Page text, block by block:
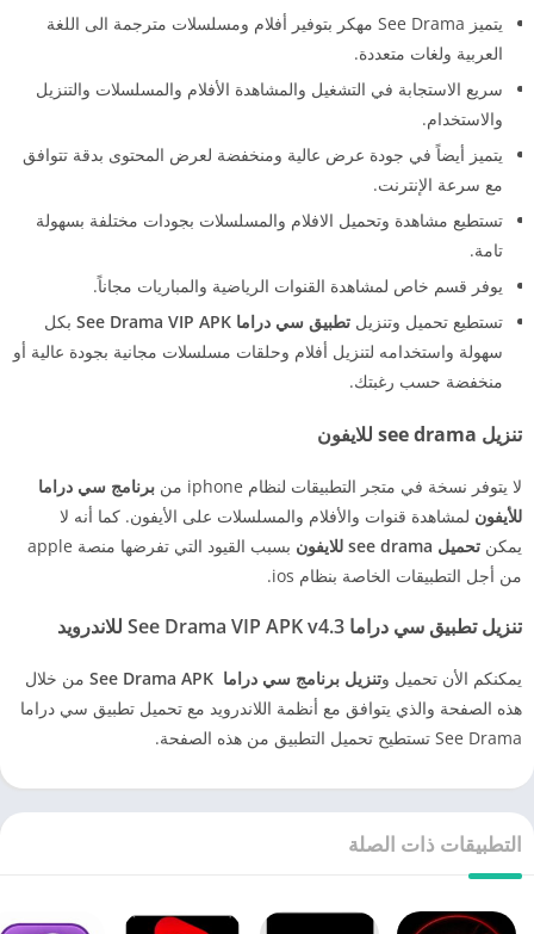
يتميز See Drama مهكر بتوفير أفلام ومسلسلات مترجمة الى اللغة
العربية ولغات متعددة.
سريع الاستجابة في التشغيل والمشاهدة الأفلام والمسلسلات والتنزيل
والاستخدام.
يتميز أيضاً في جودة عرض عالية ومنخفضة لعرض المحتوى بدقة تتوافق
مع سرعة الإنترنت.
تستطيع مشاهدة وتحميل الافلام والمسلسلات بجودات مختلفة بسهولة
تامة.
يوفر قسم خاص لمشاهدة القنوات الرياضية والمباريات مجاناً.
تستطيع تحميل وتنزيل تطبيق سي دراما See Drama VIP APK
بكل
سهولة واستخدامه لتنزيل أفلام وحلقات مسلسلات مجانية بجودة عالية أو
منخفضة حسب رغبتك.
تنزيل see drama للايفون
لا يتوفر نسخة في متجر التطبيقات لنظام iphone من
برنامج سي دراما
للأيفون لمشاهدة قنوات والأفلام والمسلسلات على الأيفون. كما أنه لا
يمكن تحميل see drama للايفون
بسبب القيود التي تفرضها منصة apple
من أجل التطبيقات الخاصة بنظام ios.
تنزيل تطبيق سي دراما See Drama VIP APK v4.3 للاندرويد
يمكنكم الأن تحميل وتنزيل برنامج سي دراما See Drama APK
من خلال
هذه الصفحة والذي يتوافق مع أنظمة اللاندرويد مع تحميل تطبيق سي دراما
See Drama تستطيح تحميل التطبيق من هذه الصفحة.
التطبيقات ذات الصلة